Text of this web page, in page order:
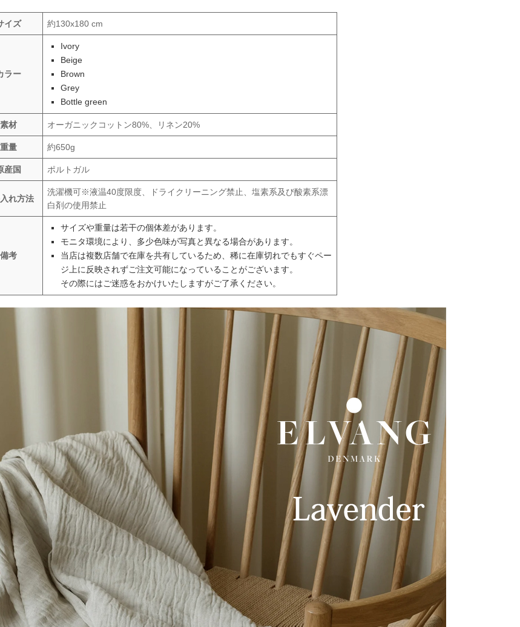
イズ 約130x180 cm
ラー
Ivory
Beige
Brown
Grey
Bottle green
素材 オーガニックコットン80%、リネン20%
重量 約650g
産国 ポルトガル
れ方法
洗濯機可※液温40度限度、ドライクリーニング禁止、塩素系及び酸素系漂
白剤の使用禁止
備考
サイズや重量は若干の個体差があります。
モニタ環境により、多少色味が写真と異なる場合があります。
当店は複数店舗で在庫を共有しているため、稀に在庫切れでもすぐペー
ジ上に反映されずご注文可能になっていることがございます。
その際にはご迷惑をおかけいたしますがご了承ください。